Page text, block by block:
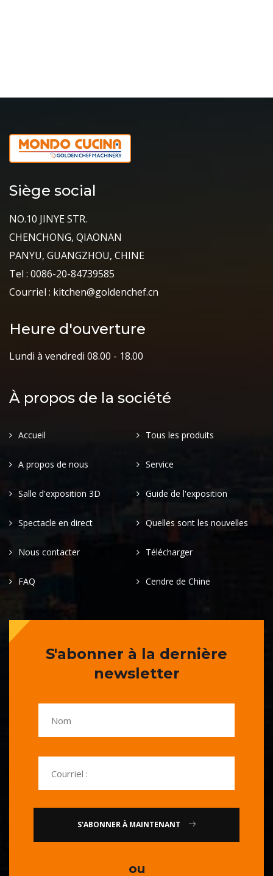
Siège social
NO.10 JINYE STR.
CHENCHONG, QIAONAN
PANYU, GUANGZHOU, CHINE
Tel : 0086-20-84739585
Courriel : kitchen@goldenchef.cn
Heure d'ouverture
Lundi à vendredi 08.00 - 18.00
À propos de la société
Accueil Tous les produits
A propos de nous Service
Salle d'exposition 3D Guide de l'exposition
Spectacle en direct Quelles sont les nouvelles
Nous contacter Télécharger
FAQ Cendre de Chine
S'abonner à la dernière
newsletter
S'ABONNER À MAINTENANT
ou